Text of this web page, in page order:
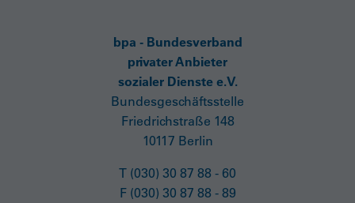
bpa - Bundesverband
privater Anbieter
sozialer Dienste e.V.
Bundesgeschäftsstelle
Friedrichstraße 148
10117 Berlin
T (030) 30 87 88 - 60
F (030) 30 87 88 - 89